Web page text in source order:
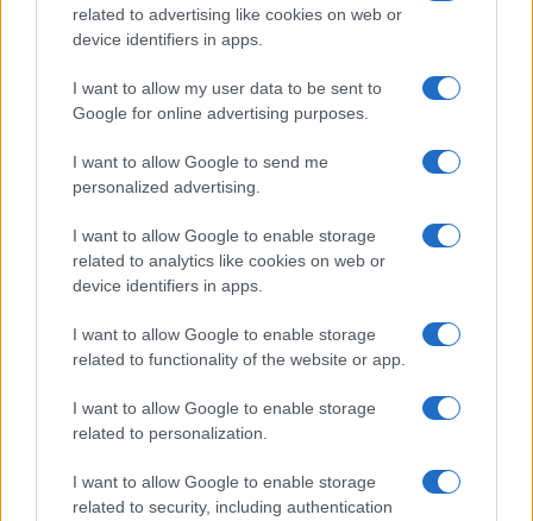
related to advertising like cookies on web or
device identifiers in apps.
I want to allow my user data to be sent to
Google for online advertising purposes.
I want to allow Google to send me
personalized advertising.
I want to allow Google to enable storage
related to analytics like cookies on web or
device identifiers in apps.
I want to allow Google to enable storage
related to functionality of the website or app.
I want to allow Google to enable storage
related to personalization.
I want to allow Google to enable storage
related to security, including authentication
Redazione
8 Agosto 2026, 9:51